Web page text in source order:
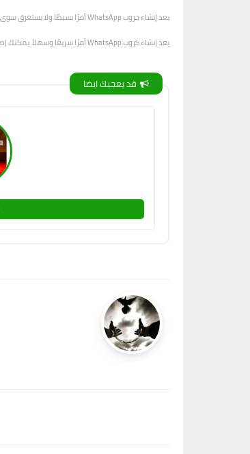
يعد إنشاء جروب WhatsApp أمرًا بسيطًا ولا يستغرق سوى بضع لحظات. أولاً ، انتقل إلى WhatsApp وافتح علامة التبويب الدردشات. ثم اضغط على أيقونة دردشة جديدة.
يعد إنشاء كروب WhatsApp أمرًا سريعًا وسهلاً. يمكنك إضافة ما يصل إلى 256 عضوًا في الكروب. لإنشاء قروب WhatsApp: اضغط على الدردشات.
قد يعجبك ايضا